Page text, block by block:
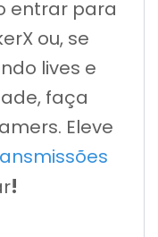
entrar para
ou, se
lives e
faça
Eleve
!